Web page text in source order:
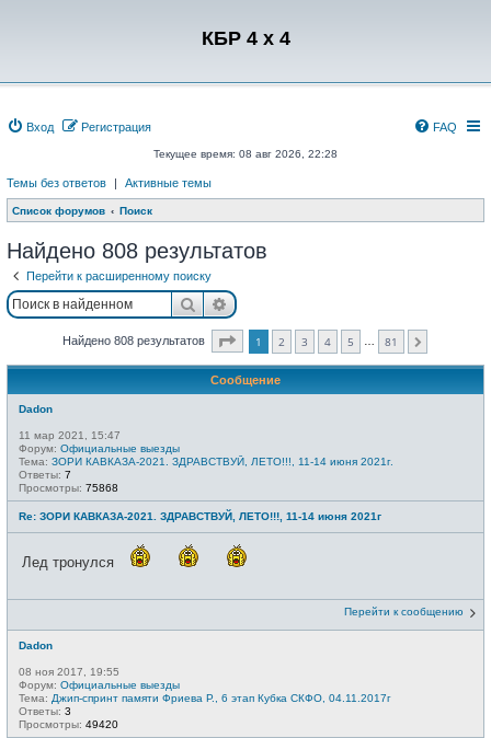
КБР 4 x 4
Вход Регистрация FAQ
Текущее время: 08 авг 2026, 22:28
Темы без ответов | Активные темы
Список форумов Поиск
Найдено 808 результатов
Перейти к расширенному поиску
ПоискРасширенный поиск
Найдено 808 результатов Страница из
1 2 3 4 5 81
Сообщение
Dadon
11 мар 2021, 15:47
Форум: Официальные выезды
Тема: ЗОРИ КАВКАЗА-2021. ЗДРАВСТВУЙ, ЛЕТО!!!, 11-14 июня 2021г.
Ответы: 7
Просмотры: 75868
Re: ЗОРИ КАВКАЗА-2021. ЗДРАВСТВУЙ, ЛЕТО!!!, 11-14 июня 2021г
Лед тронулся
Перейти к сообщению
Dadon
08 ноя 2017, 19:55
Форум: Официальные выезды
Тема: Джип-спринт памяти Фриева Р., 6 этап Кубка СКФО, 04.11.2017г
Ответы: 3
Просмотры: 49420